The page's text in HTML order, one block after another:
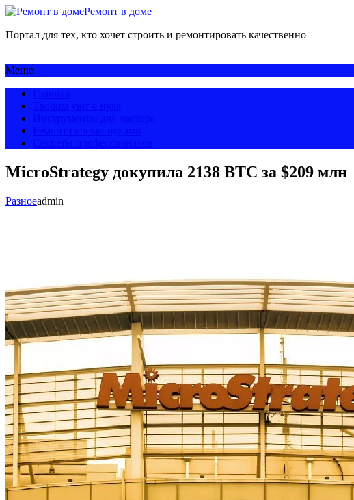
Ремонт в доме
Портал для тех, кто хочет строить и ремонтировать качественно
Меню
MicroStrategy докупила 2138 BTC за $209 млн
Разноеadmin